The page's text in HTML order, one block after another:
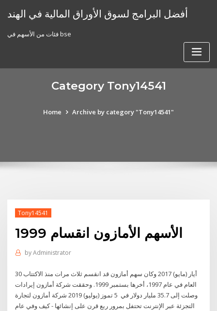
أفضل البرامج لسوق الأوراق المالية في الهند
فئات من الأسهم في bse
Category Tony14541
Home Archive by category "Tony14541"
Tony14541
الأسهم الأمازون انقسام 1999
byAdministrator
30 أيار (مايو) 2017 وكان سهم أمازون قد انقسم ثلاث مرات منذ الاكتتاب
العام في عام 1997، أخرها بستمبر 1999. وحققت شركة أمازون إيرادات
وصلت إلى 35.7 مليار دولار في 5 تموز (يوليو) 2019 شركة أمازون لتجارة
التجزئة عبر الإنترنت تحتفل بمرور ربع قرن على إنشائها - كيف وفي عام